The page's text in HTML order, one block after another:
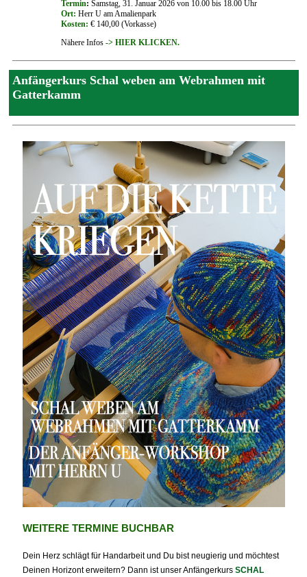
Termin: Samstag, 31. Januar 2026 von 10.00 bis 18.00 Uhr
Ort: Herr U am Amalienpark
Kosten: € 140,00 (Vorkasse)
Nähere Infos -> HIER KLICKEN.
Anfängerkurs Schal weben am Webrahmen mit
Gatterkamm
WEITERE TERMINE BUCHBAR
Dein Herz schlägt für Handarbeit und Du bist neugierig und möchtest
Deinen Horizont erweitern? Dann ist unser Anfängerkurs SCHAL